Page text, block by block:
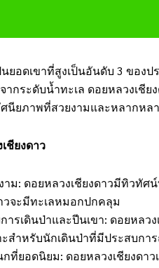
นยอดเขาที่สูงเป็นอันดับ 3 ของป
ากระดับน้ำทะเล ดอยหลวงเชี
นียภาพที่สวยงามและหลากหล
ชียงดาว
ม: ดอยหลวงเชียงดาวมีทิวทัศ
จะมีทะเลหมอกปกคลุม
ารเดินป่าและปีนเขา: ดอยหลว
ะสำหรับนักเดินป่าที่มีประสบกา
ที่ยอดนิยม: ดอยหลวงเชียงดา